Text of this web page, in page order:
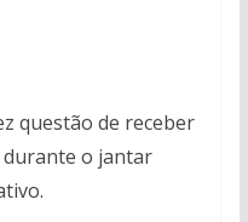
questão de receber
o jantar